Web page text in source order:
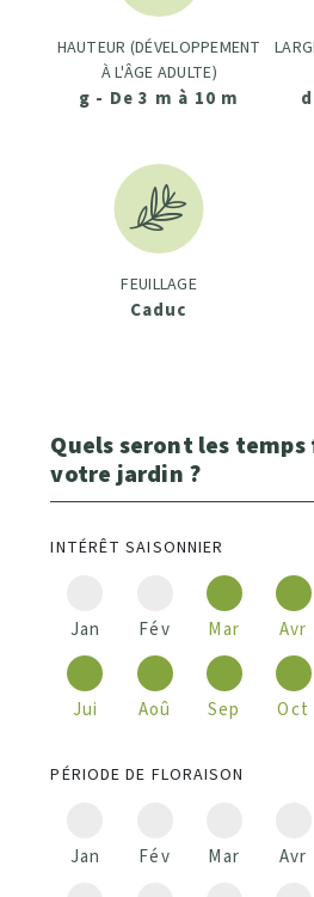
HAUTEUR (DÉVELOPPEMENT
À L'ÂGE ADULTE)
g - De 3 m à 10 m
FEUILLAGE
Caduc
Quels seront les
votre jardin ?
INTÉRÊT SAISONNIER
Jan Fév Mar Avr
Jui Aoû Sep Oct
PÉRIODE DE FLORAISON
Jan Fév Mar Avr